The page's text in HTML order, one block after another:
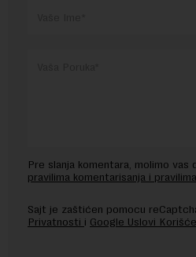
Pre slanja komentara, molimo vas
pravilima komentarisanja i
Sajt je zaštićen pomocu
Privatnosti i Google Uslovi